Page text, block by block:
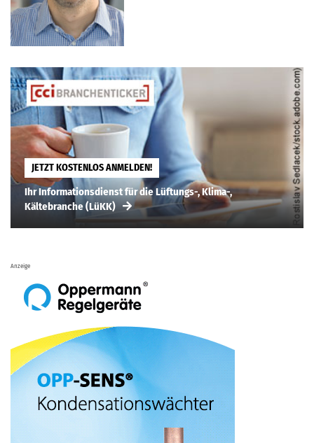
JETZT KOSTENLOS ANMELDEN!
Ihr Informationsdienst für die Lüftungs-, Klima-,
Kältebranche (LüKK)
Anzeige